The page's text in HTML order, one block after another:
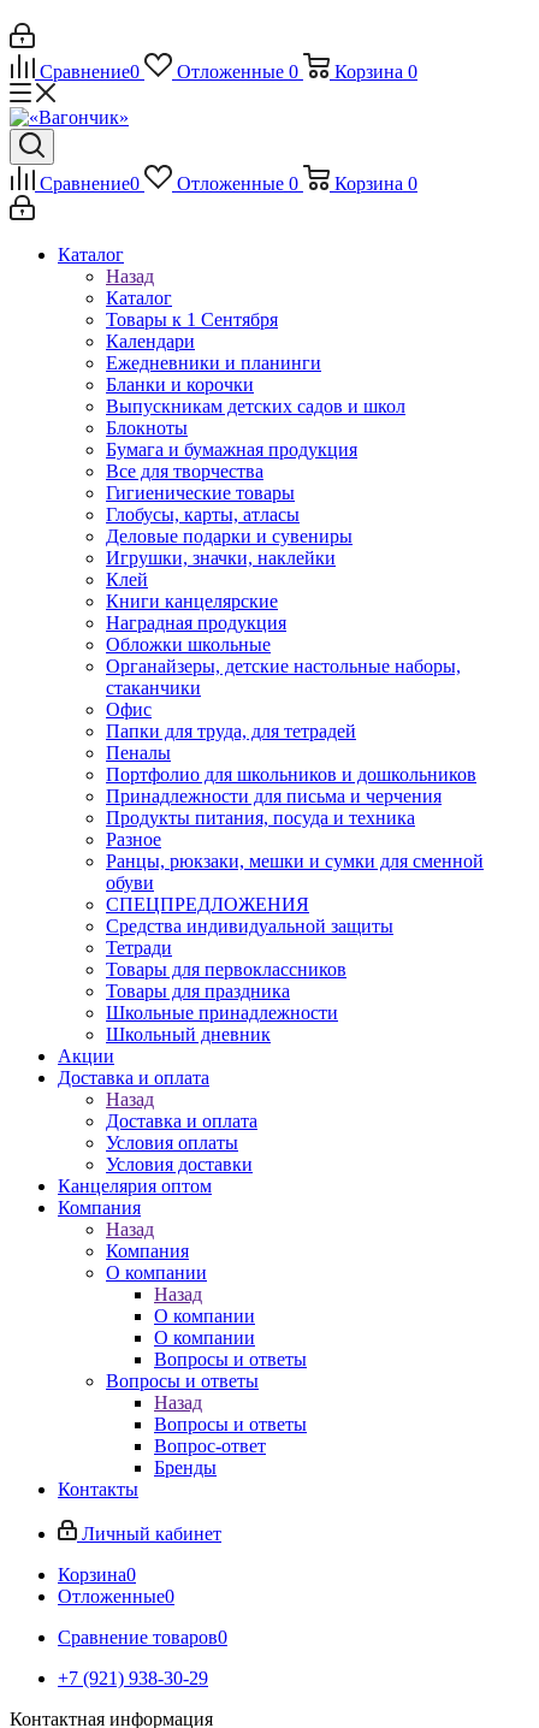
Сравнение0 Отложенные 0 Корзина 0
Сравнение0 Отложенные 0 Корзина 0
Каталог
Назад
Каталог
Товары к 1 Сентября
Календари
Ежедневники и планинги
Бланки и корочки
Выпускникам детских садов и школ
Блокноты
Бумага и бумажная продукция
Все для творчества
Гигиенические товары
Глобусы, карты, атласы
Деловые подарки и сувениры
Игрушки, значки, наклейки
Клей
Книги канцелярские
Наградная продукция
Обложки школьные
Органайзеры, детские настольные наборы,
стаканчики
Офис
Папки для труда, для тетрадей
Пеналы
Портфолио для школьников и дошкольников
Принадлежности для письма и черчения
Продукты питания, посуда и техника
Разное
Ранцы, рюкзаки, мешки и сумки для сменной
обуви
СПЕЦПРЕДЛОЖЕНИЯ
Средства индивидуальной защиты
Тетради
Товары для первоклассников
Товары для праздника
Школьные принадлежности
Школьный дневник
Акции
Доставка и оплата
Назад
Доставка и оплата
Условия оплаты
Условия доставки
Канцелярия оптом
Компания
Назад
Компания
О компании
Назад
О компании
О компании
Вопросы и ответы
Вопросы и ответы
Назад
Вопросы и ответы
Вопрос-ответ
Бренды
Контакты
Личный кабинет
Корзина0
Отложенные0
Сравнение товаров0
+7 (921) 938-30-29
Контактная информация